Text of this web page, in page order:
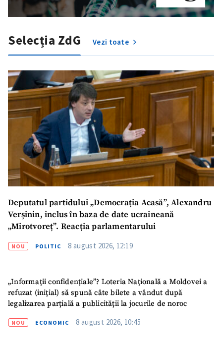
Selecția ZdG Vezi toate
Deputatul partidului „Democrația Acasă”, Alexandru
Verșinin, inclus în baza de date ucraineană
„Mirotvoreț”. Reacția parlamentarului
NOU POLITIC 8 august 2026, 12:19
„Informații confidențiale”? Loteria Națională a Moldovei a
refuzat (inițial) să spună câte bilete a vândut după
legalizarea parțială a publicității la jocurile de noroc
NOU ECONOMIC 8 august 2026, 10:45
ȘTIREA MEA
Titlu știre+ Adaugă titlu
Fotografie
+ Încarcă imagine
Link media
+ Link media